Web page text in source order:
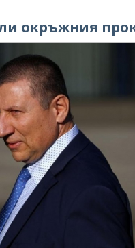
окръжния